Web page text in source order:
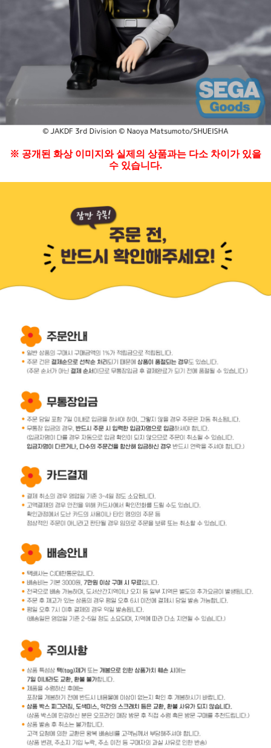
※ 공개된 화상 이미지와 실제의 상품과는 다소 차이가 있을
수 있습니다.